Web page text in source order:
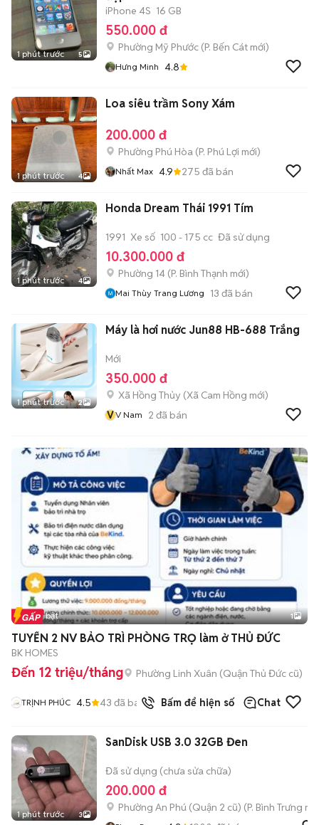
1 phút trước 5
iPhone 4S 16 GB
550.000 đ
Phường Mỹ Phước (P. Bến Cát mới)
Hưng Minh 4.8
1 phút trước 4
Loa siêu trầm Sony Xám
200.000 đ
Phường Phú Hòa (P. Phú Lợi mới)
Nhất Max 4.9 275 đã bán
1 phút trước 4
Honda Dream Thái 1991 Tím
1991 Xe số 100 - 175 cc Đã sử dụng
10.300.000 đ
Phường 14 (P. Bình Thạnh mới)
Mai Thùy Trang Lương 13 đã bán
1 phút trước 2
Máy là hơi nước Jun88 HB-688 Trắng
Mới
350.000 đ
Xã Hồng Thủy (Xã Cam Hồng mới)
VV Nam 2 đã bán
Tin nổi bật 1
TUYỂN 2 NV BẢO TRÌ PHÒNG TRỌ làm ở THỦ ĐỨC
BK HOMES
Đến 12 triệu/tháng Phường Linh Xuân (Quận Thủ Đức cũ)
TRỊNH PHÚC 4.5 43 đã bán Bấm để hiện số Chat
1 phút trước 3
SanDisk USB 3.0 32GB Đen
Đã sử dụng (chưa sửa chữa)
200.000 đ
Phường An Phú (Quận 2 cũ) (P. Bình Trưng